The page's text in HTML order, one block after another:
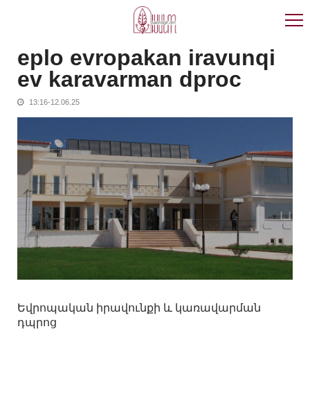
eplo evropakan iravunqi
ev karavarman dproc
13:16-12.06.25
Եվրոպական իրավունքի և կառավարման
դպրոց